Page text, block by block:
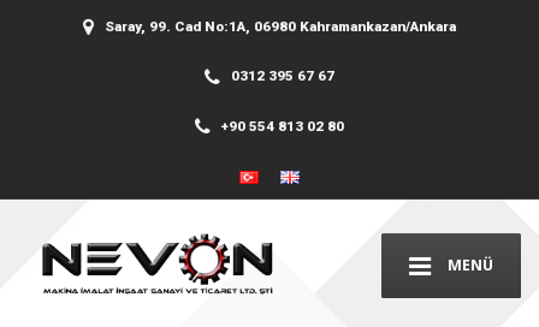
Saray, 99. Cad No:1A, 06980 Kahramankazan/Ankara
0312 395 67 67
+90 554 813 02 80
MENÜ